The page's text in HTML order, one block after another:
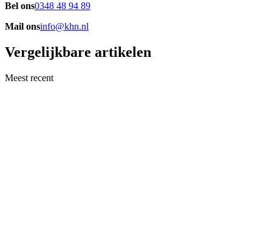
Bel ons0348 48 94 89
Mail onsinfo@khn.nl
Vergelijkbare artikelen
Meest recent